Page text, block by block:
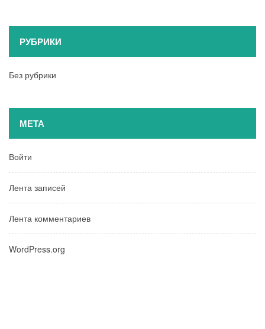
РУБРИКИ
Без рубрики
МЕТА
Войти
Лента записей
Лента комментариев
WordPress.org